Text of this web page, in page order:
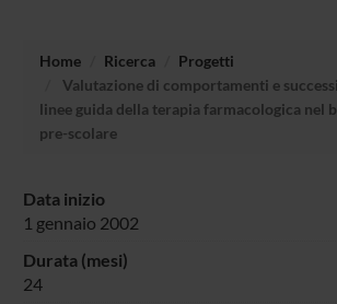
Home Ricerca
Progetti
Valutazione di comportamenti e
linee guida della terapia farmacologica nel
pre-scolare
Data inizio
1 gennaio 2002
Durata (mesi)
24